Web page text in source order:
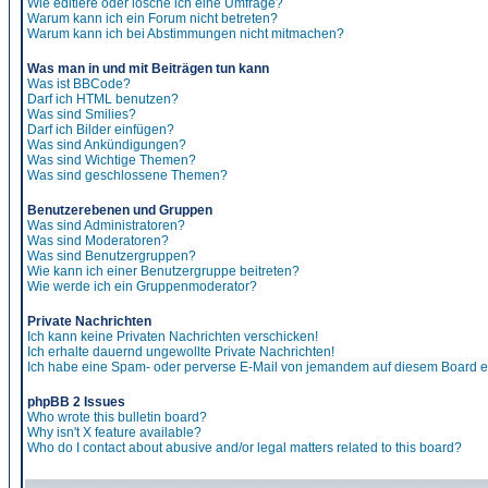
Wie editiere oder lösche ich eine Umfrage?
Warum kann ich ein Forum nicht betreten?
Warum kann ich bei Abstimmungen nicht mitmachen?
Was man in und mit Beiträgen tun kann
Was ist BBCode?
Darf ich HTML benutzen?
Was sind Smilies?
Darf ich Bilder einfügen?
Was sind Ankündigungen?
Was sind Wichtige Themen?
Was sind geschlossene Themen?
Benutzerebenen und Gruppen
Was sind Administratoren?
Was sind Moderatoren?
Was sind Benutzergruppen?
Wie kann ich einer Benutzergruppe beitreten?
Wie werde ich ein Gruppenmoderator?
Private Nachrichten
Ich kann keine Privaten Nachrichten verschicken!
Ich erhalte dauernd ungewollte Private Nachrichten!
Ich habe eine Spam- oder perverse E-Mail von jemandem auf diesem Board
phpBB 2 Issues
Who wrote this bulletin board?
Why isn't X feature available?
Who do I contact about abusive and/or legal matters related to this board?